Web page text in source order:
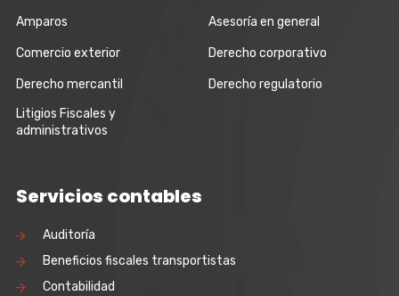
Amparos Asesoría en general
Comercio exterior Derecho corporativo
Derecho mercantil
Derecho regulatorio
Litigios Fiscales y
administrativos
Servicios contables
Auditoría
Beneficios fiscales transportistas
Contabilidad